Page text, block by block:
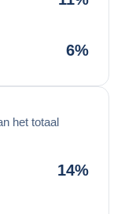
6%
het totaal
14%